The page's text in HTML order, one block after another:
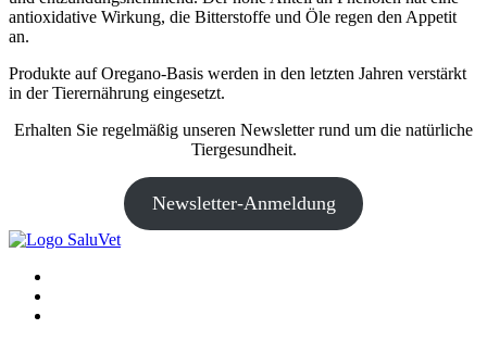
antioxidative Wirkung, die Bitterstoffe und Öle regen den Appetit
an.
Produkte auf Oregano-Basis werden in den letzten Jahren verstärkt
in der Tierernährung eingesetzt.
Erhalten Sie regelmäßig unseren Newsletter rund um die natürliche
Tiergesundheit.
Newsletter-Anmeldung